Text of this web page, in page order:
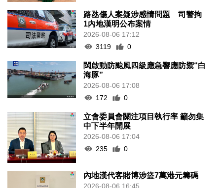
路氹傷人案疑涉感情問題 司警拘
1內地漢明公布案情
2026-08-06 17:12
3119
0
閩啟動防颱風四級應急響應防禦“白
海豚”
2026-08-06 17:08
172
0
立會委員會關注項目執行率 籲勿集
中下半年開展
2026-08-06 17:04
235
0
內地漢代客賭博涉盜7萬港元籌碼
2026-08-06 16:45